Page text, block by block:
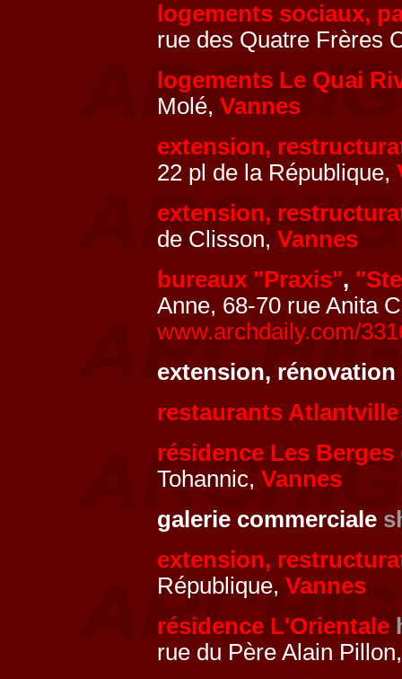
logements sociaux,
rue des Quatre Frères
logements Le Quai
Molé, Vannes
extension,
22 pl de la République,
extension,
de Clisson, Vannes
bureaux "Praxis",
Anne, 68-70 rue Anita
www.archdaily.com/
extension,
restaurants Atlantville
résidence Les
Tohannic, Vannes
galerie commerciale
extension,
République, Vannes
résidence L'Orientale
rue du Père Alain